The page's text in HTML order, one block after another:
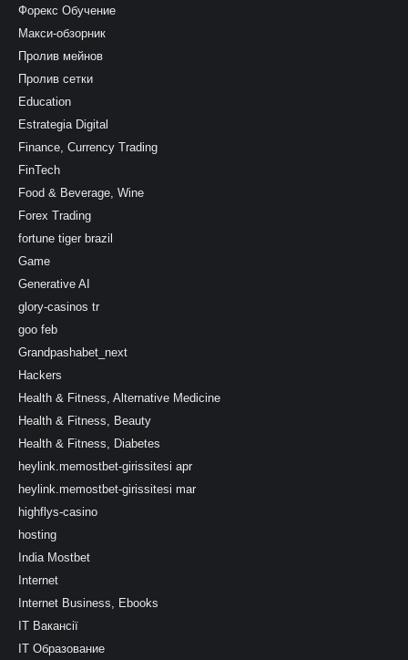
Форекс Обучение
Макси-обзорник
Пролив мейнов
Пролив сетки
Education
Estrategia Digital
Finance, Currency Trading
FinTech
Food & Beverage, Wine
Forex Trading
fortune tiger brazil
Game
Generative AI
glory-casinos tr
goo feb
Grandpashabet_next
Hackers
Health & Fitness, Alternative Medicine
Health & Fitness, Beauty
Health & Fitness, Diabetes
heylink.memostbet-girissitesi apr
heylink.memostbet-girissitesi mar
highflys-casino
hosting
India Mostbet
Internet
Internet Business, Ebooks
IT Вакансії
IT Образование